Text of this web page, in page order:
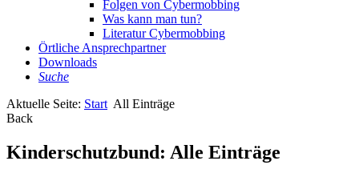
Folgen von Cybermobbing
Was kann man tun?
Literatur Cybermobbing
Örtliche Ansprechpartner
Downloads
Suche
Aktuelle Seite: Start All Einträge
Back
Kinderschutzbund: Alle Einträge